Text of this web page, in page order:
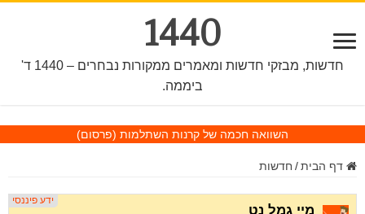
1440
חדשות, מבזקי חדשות ומאמרים ממקורות נבחרים – 1440 ד'
ביממה.
השוואה חכמה של קרנות השתלמות (פרסום)
דף הבית / חדשות